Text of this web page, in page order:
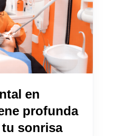
en
profunda
sonrisa